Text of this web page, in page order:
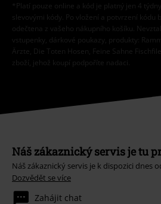
*Platí pouze online a kód je platný jen 4
slevovými kódy. Po vložení a potvrzení kódu
odečtena z vašeho nákupního košíku.
vstupenky, dárkové poukazy, produkty:
Ärzte, Die Toten Hosen, Feine Sahne
zboží, jehož koupí podpoříte nadaci.
Náš zákaznický servis je tu
Náš zákaznický servis je k dispozici dnes
Dozvědět se více
Zahájit chat